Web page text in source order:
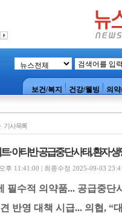
보건/복지 건강/웰빙 의
기사목록
·아티반 공급중단 사태, 환자
후 11:41:00 | 최종수정 2025-09-03
필수적 의약품... 공급중단
반영 대책 시급... 의협, “